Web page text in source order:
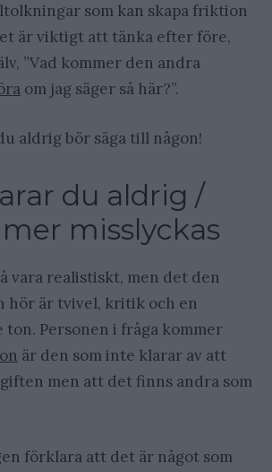
som kan skapa friktion
är viktigt att tänka efter före,
”Vad kommer den andra
om jag säger så här?”.
aldrig bör säga till någon!
du aldrig /
misslyckas
vara realistiskt, men det den
hör är tvivel, kritik och en
Personen i fråga kommer
är den som inte klarar av att
men att det finns andra som
förklara att det är något som